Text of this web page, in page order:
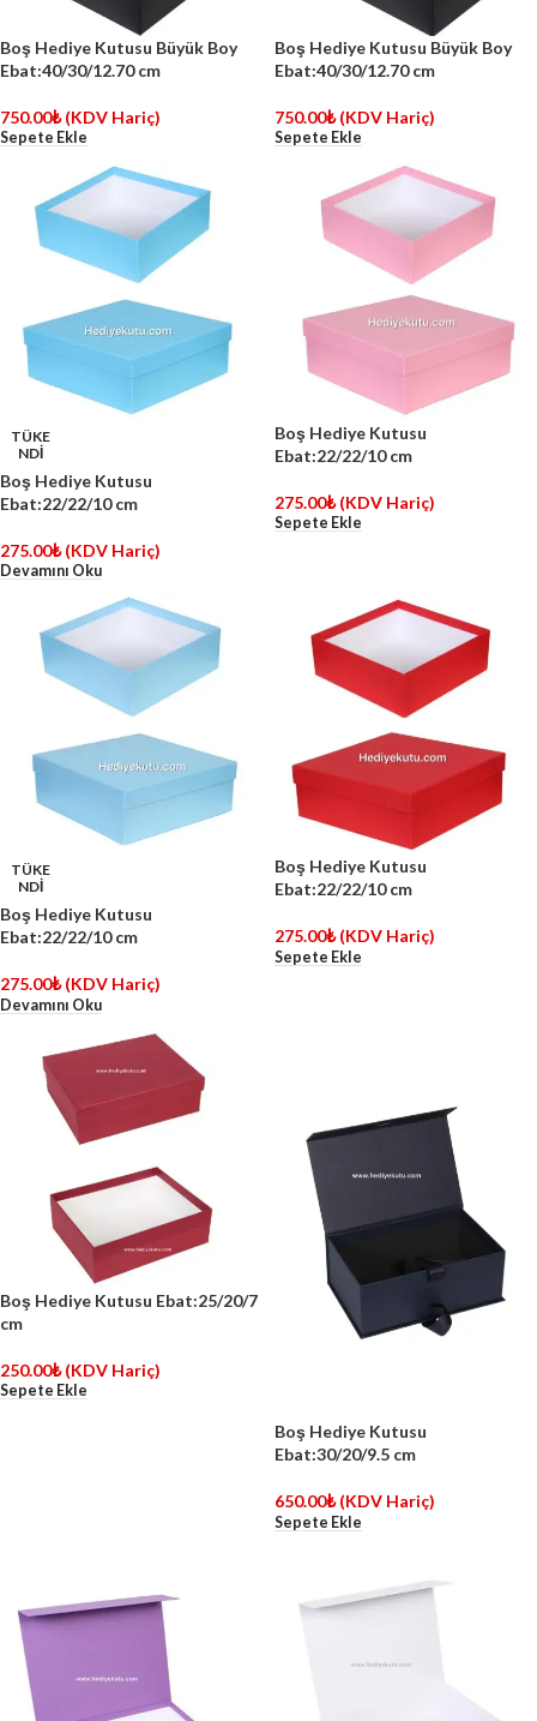
Boş Hediye Kutusu Büyük Boy
Ebat:40/30/12.70 cm
750.00₺ (KDV Hariç)
Sepete Ekle
Boş Hediye Kutusu Büyük Boy
Ebat:40/30/12.70 cm
750.00₺ (KDV Hariç)
Sepete Ekle
TÜKE
NDİ
Boş Hediye Kutusu
Ebat:22/22/10 cm
275.00₺ (KDV Hariç)
Devamını Oku
Boş Hediye Kutusu
Ebat:22/22/10 cm
275.00₺ (KDV Hariç)
Sepete Ekle
TÜKE
NDİ
Boş Hediye Kutusu
Ebat:22/22/10 cm
275.00₺ (KDV Hariç)
Devamını Oku
Boş Hediye Kutusu
Ebat:22/22/10 cm
275.00₺ (KDV Hariç)
Sepete Ekle
Boş Hediye Kutusu Ebat:25/20/7
cm
250.00₺ (KDV Hariç)
Sepete Ekle
Boş Hediye Kutusu
Ebat:30/20/9.5 cm
650.00₺ (KDV Hariç)
Sepete Ekle